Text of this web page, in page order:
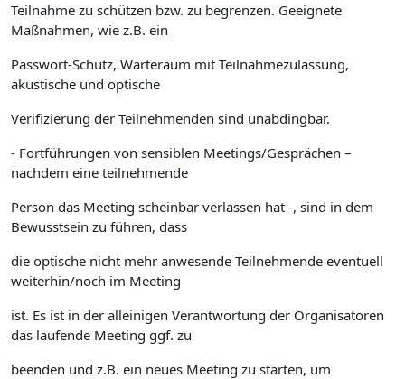
Teilnahme zu schützen bzw. zu begrenzen. Geeignete
Maßnahmen, wie z.B. ein
Passwort-Schutz, Warteraum mit Teilnahmezulassung,
akustische und optische
Verifizierung der Teilnehmenden sind unabdingbar.
- Fortführungen von sensiblen Meetings/Gesprächen –
nachdem eine teilnehmende
Person das Meeting scheinbar verlassen hat -, sind in dem
Bewusstsein zu führen, dass
die optische nicht mehr anwesende Teilnehmende eventuell
weiterhin/noch im Meeting
ist. Es ist in der alleinigen Verantwortung der Organisatoren
das laufende Meeting ggf. zu
beenden und z.B. ein neues Meeting zu starten, um